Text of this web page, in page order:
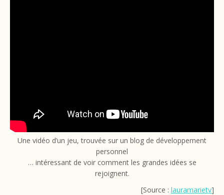
Une vidéo d’un jeu, trouvée sur un blog de développement
personnel
… intéressant de voir comment les grandes idées se
rejoignent.
[Source : lauramarietv]